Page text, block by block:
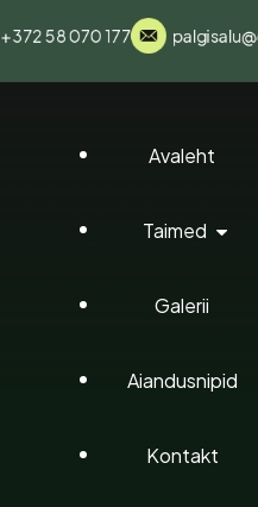
+372 58 070 177
Avaleht
Taimed
Galerii
Aiandusnipid
Kontakt